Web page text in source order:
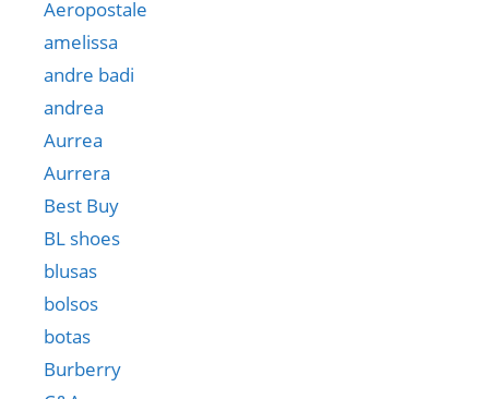
Aeropostale
amelissa
andre badi
andrea
Aurrea
Aurrera
Best Buy
BL shoes
blusas
bolsos
botas
Burberry